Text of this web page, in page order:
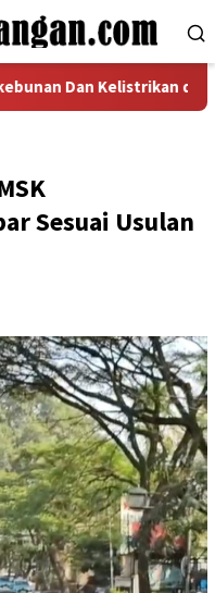
Kelistrikan di Aceh
Sesuai Usulan